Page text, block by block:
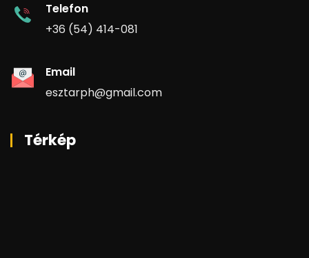
Telefon
+36 (54) 414-081
Email
esztarph@gmail.com
Térkép